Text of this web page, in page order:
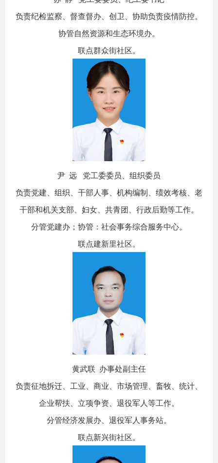
负责纪检监察、督查督办、创卫、协助负责疫情防控。
协管自然资源和生态环境办。
联点群众街社区。
尹 远 党工委委员、组织委员
负责党建、组织、干部人事、机构编制、绩效考核、老
干部和机关支部、妇女、共青团、行政后勤等工作。
分管党建办；协管：社会事务综合服务中心。
联点建新里社区。
黄武联 办事处副主任
负责征地拆迁、工业、商业、市场管理、畜牧、统计、
企业帮扶、立项争资、退役军人等工作。
分管经济发展办、退役军人事务站。
联点新兴街社区。